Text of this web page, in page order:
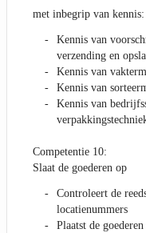
met inbegrip van kennis:
Kennis van
verzending en
Kennis van
Kennis van
Kennis van
Competentie 10:
Slaat de goederen op
Controleert de
locatienummers
Plaatst de